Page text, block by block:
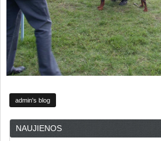
admin's blog
NAUJIENOS